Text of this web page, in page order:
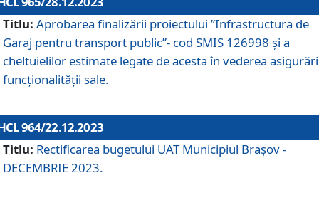
Titlu: Aprobarea finalizării proiectului ”Infrastructura de
Garaj pentru transport public”- cod SMIS 126998 și a
cheltuielilor estimate legate de acesta în vederea
funcționalității sale.
964/22.12.2023
Titlu: Rectificarea bugetului UAT Municipiul Braşov -
DECEMBRIE 2023.